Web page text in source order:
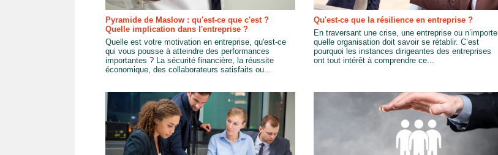
Pyramide de Maslow : qu'est-ce que c'est ?
Quelle implication dans l'entreprise ?
Quelle est votre motivation en entreprise, qu'est-ce
qui vous pousse à atteindre des performances
importantes ? La sécurité financière, la réussite
économique, des collaborateurs satisfaits ou...
Qu'est-ce que la résilience en entreprise ?
En traversant une crise, une entreprise ou n’importe
quelle organisation doit savoir se rétablir. C’est
pourquoi les instances dirigeantes des entreprises
ont tout intérêt à comprendre ce...